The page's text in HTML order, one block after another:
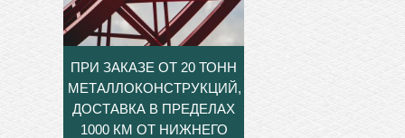
ПРИ ЗАКАЗЕ ОТ 20 ТОНН
МЕТАЛЛОКОНСТРУКЦИЙ,
ДОСТАВКА В ПРЕДЕЛАХ
1000 КМ ОТ НИЖНЕГО